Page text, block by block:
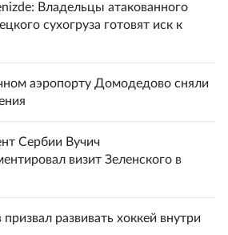
Владельцы атакованного
сухогруза готовят иск к
аэропорту Домодедово сняли
Сербии Вучич
визит Зеленского в
развивать хоккей внутри